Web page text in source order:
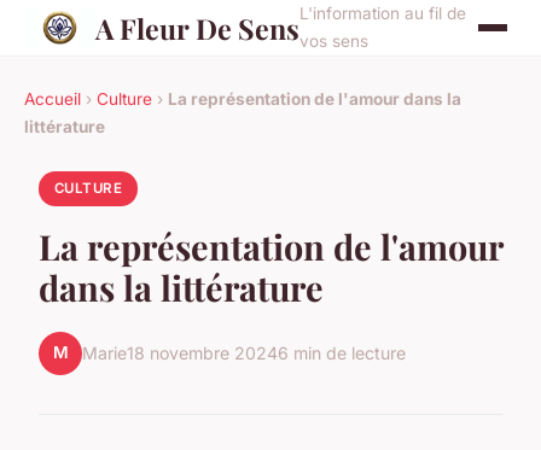
A Fleur De SensL'information au fil de
vos sens
Accueil › Culture › La représentation de l'amour dans la
littérature
CULTURE
La représentation de l'amour
dans la littérature
M Marie18 novembre 20246 min de lecture